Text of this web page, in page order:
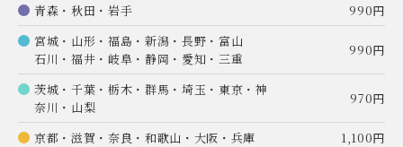
青森・秋田・岩手
990円
宮城・山形・福島・新潟・長野・富山
石川・福井・岐阜・静岡・愛知・三重
990円
茨城・千葉・栃木・群馬・埼玉・東京・神
奈川・山梨
970円
京都・滋賀・奈良・和歌山・大阪・兵庫
1,100円